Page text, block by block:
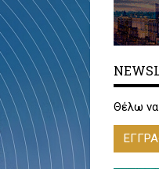
Θέλω